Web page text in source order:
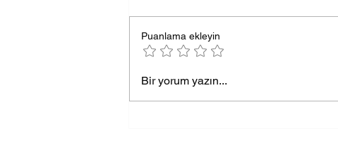
Stadyumun Karanlık
Puanlama ekleyin
Bir yorum yazın...